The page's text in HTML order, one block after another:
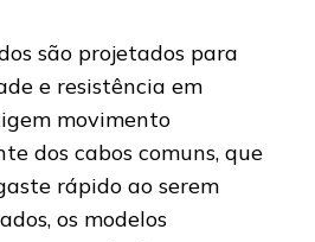
são projetados para
e resistência em
movimento
dos cabos comuns, que
rápido ao serem
os modelos